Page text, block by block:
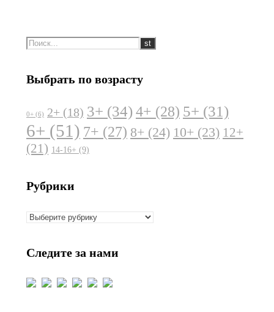
Выбрать по возрасту
0+ (6) 2+ (18) 3+ (34) 4+ (28) 5+ (31)
6+ (51) 7+ (27) 8+ (24) 10+ (23) 12+
(21) 14-16+ (9)
Рубрики
Рубрики
Следите за нами